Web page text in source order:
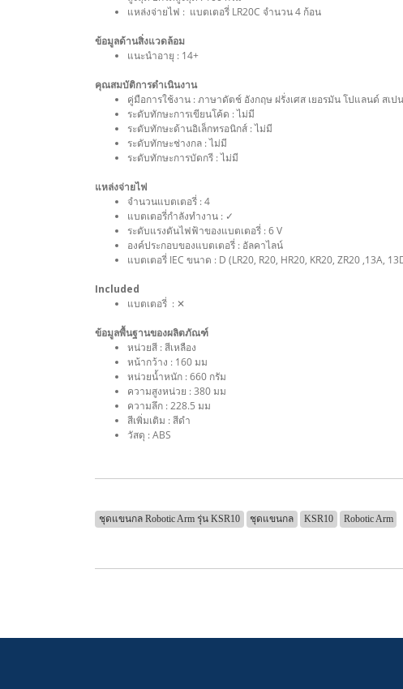
แหล่งจ่ายไฟ : แบตเตอรี่ LR20C จำนวน 4 ก้อน
ข้อมูลด้านสิ่งแวดล้อม
แนะนำอายุ : 14+
คุณสมบัติการดำเนินงาน
คู่มือการใช้งาน : ภาษาดัตช์ อังกฤษ ฝรั่งเศส เยอรมัน โปแลนด์ สเปน
ระดับทักษะการเขียนโค้ด : ไม่มี
ระดับทักษะด้านอิเล็กทรอนิกส์ : ไม่มี
ระดับทักษะช่างกล : ไม่มี
ระดับทักษะการบัดกรี : ไม่มี
แหล่งจ่ายไฟ
จำนวนแบตเตอรี่ : 4
แบตเตอรี่กำลังทำงาน : ✓
ระดับแรงดันไฟฟ้าของแบตเตอรี่ : 6 V
องค์ประกอบของแบตเตอรี่ : อัลคาไลน์
แบตเตอรี่ IEC ขนาด : D (LR20, R20, HR20, KR20, ZR20 ,13A,
Included
แบตเตอรี่ : ✕
ข้อมูลพื้นฐานของผลิตภัณฑ์
หน่วยสี : สีเหลือง
หน้ากว้าง : 160 มม
หน่วยน้ำหนัก : 660 กรัม
ความสูงหน่วย : 380 มม
ความลึก : 228.5 มม
สีเพิ่มเติม : สีดำ
วัสดุ : ABS
ชุดแขนกล Robotic Arm รุ่น KSR10 ชุดแขนกล KSR10 Robotic Arm